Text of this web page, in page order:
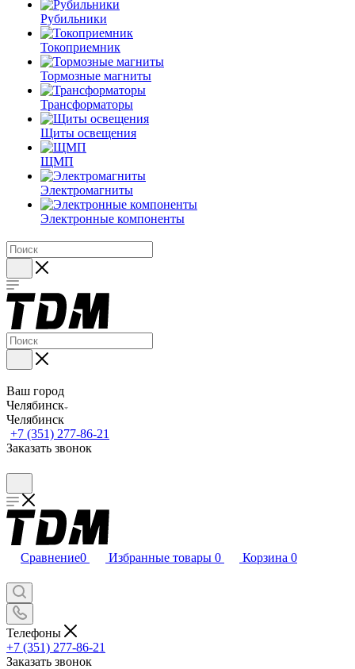
Рубильники
Токоприемник
Тормозные магниты
Трансформаторы
Щиты освещения
ЩМП
Электромагниты
Электронные компоненты
Ваш город
Челябинск
Челябинск
+7 (351) 277-86-21
Заказать звонок
Сравнение0 Избранные товары 0 Корзина 0
Телефоны
+7 (351) 277-86-21
Заказать звонок